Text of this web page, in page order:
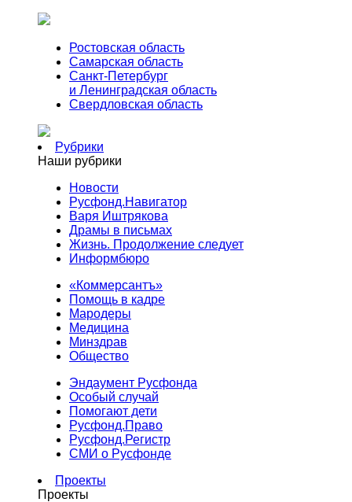
Ростовская область
Самарская область
Санкт-Петербург
и Ленинградская область
Свердловская область
Рубрики
Наши рубрики
Новости
Русфонд.Навигатор
Варя Иштрякова
Драмы в письмах
Жизнь. Продолжение следует
Информбюро
«Коммерсантъ»
Помощь в кадре
Мародеры
Медицина
Минздрав
Общество
Эндаумент Русфонда
Особый случай
Помогают дети
Русфонд.Право
Русфонд.Регистр
СМИ о Русфонде
Проекты
Проекты